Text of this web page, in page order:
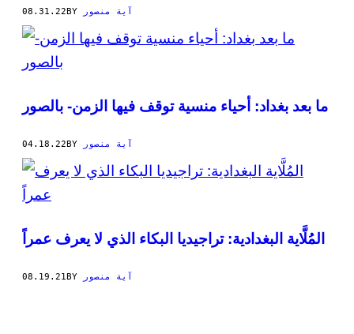
08.31.22BY آية منصور
ما بعد بغداد: أحياء منسية توقف فيها الزمن- بالصور
04.18.22BY آية منصور
المُلَّاية البغدادية: تراجيديا البكاء الذي لا يعرف عمراً
08.19.21BY آية منصور